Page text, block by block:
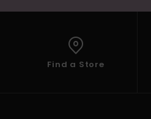
Find a Store